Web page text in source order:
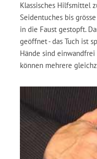
Klassisches Hilfsmittel
Seidentuches bis
in die Faust gestopft.
geöffnet - das Tuch ist
Hände sind
können mehrere